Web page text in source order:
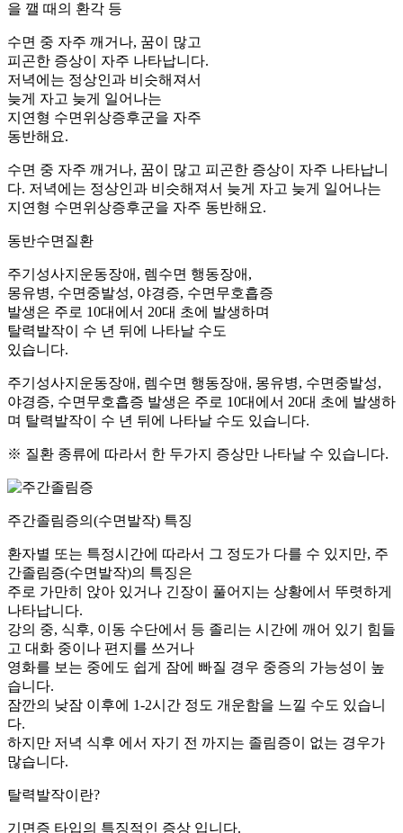
을 깰 때의 환각 등
수면 중 자주 깨거나, 꿈이 많고
피곤한 증상이 자주 나타납니다.
저녁에는 정상인과 비슷해져서
늦게 자고 늦게 일어나는
지연형 수면위상증후군을 자주
동반해요.
수면 중 자주 깨거나, 꿈이 많고 피곤한 증상이 자주 나타납니
다. 저녁에는 정상인과 비슷해져서 늦게 자고 늦게 일어나는
지연형 수면위상증후군을 자주 동반해요.
동반수면질환
주기성사지운동장애, 렘수면 행동장애,
몽유병, 수면중발성, 야경증, 수면무호흡증
발생은 주로 10대에서 20대 초에 발생하며
탈력발작이 수 년 뒤에 나타날 수도
있습니다.
주기성사지운동장애, 렘수면 행동장애, 몽유병, 수면중발성,
야경증, 수면무호흡증 발생은 주로 10대에서 20대 초에 발생하
며 탈력발작이 수 년 뒤에 나타날 수도 있습니다.
※ 질환 종류에 따라서 한 두가지 증상만 나타날 수 있습니다.
주간졸림증의(수면발작) 특징
환자별 또는 특정시간에 따라서 그 정도가 다를 수 있지만, 주
간졸림증(수면발작)의 특징은
주로 가만히 앉아 있거나 긴장이 풀어지는 상황에서 뚜렷하게
나타납니다.
강의 중, 식후, 이동 수단에서 등 졸리는 시간에 깨어 있기 힘들
고 대화 중이나 편지를 쓰거나
영화를 보는 중에도 쉽게 잠에 빠질 경우 중증의 가능성이 높
습니다.
잠깐의 낮잠 이후에 1-2시간 정도 개운함을 느낄 수도 있습니
다.
하지만 저녁 식후 에서 자기 전 까지는 졸림증이 없는 경우가
많습니다.
탈력발작이란?
기면증 타입의 특징적인 증상 입니다.